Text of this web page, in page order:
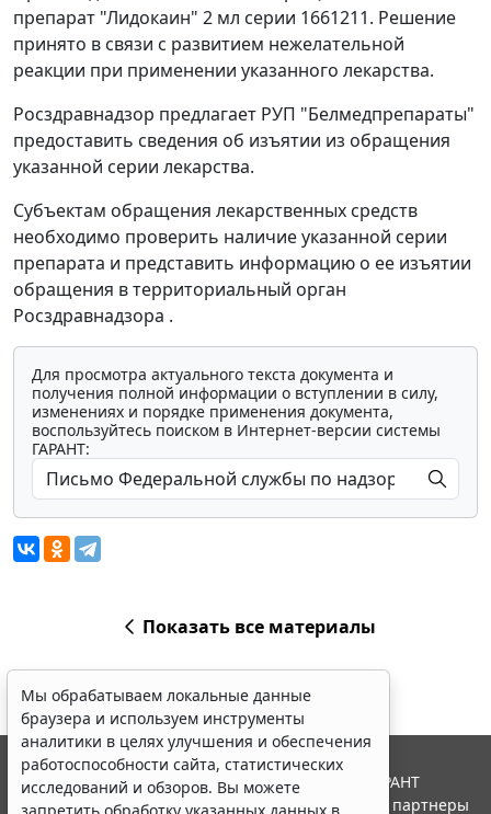
препарат "Лидокаин" 2 мл серии 1661211. Решение
принято в связи с развитием нежелательной
реакции при применении указанного лекарства.
Росздравнадзор предлагает РУП "Белмедпрепараты"
предоставить сведения об изъятии из обращения
указанной серии лекарства.
Субъектам обращения лекарственных средств
необходимо проверить наличие указанной серии
препарата и представить информацию о ее изъятии
обращения в территориальный орган
Росздравнадзора .
Для просмотра актуального текста документа и
получения полной информации о вступлении в силу,
изменениях и порядке применения документа,
воспользуйтесь поиском в Интернет-версии системы
ГАРАНТ:
Показать все материалы
Мы обрабатываем локальные данные
браузера и используем инструменты
аналитики в целях улучшения и обеспечения
работоспособности сайта, статистических
исследований и обзоров. Вы можете
© ООО "НПП "ГАРАНТ-СЕРВИС", 2026. Система ГАРАНТ
выпускается с 1990 года. Компания "Гарант" и ее партнеры